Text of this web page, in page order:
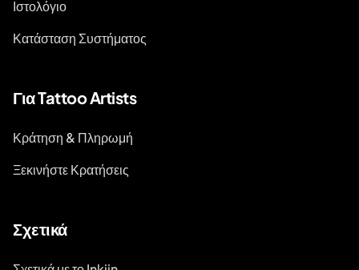
Ιστολόγιο
Κατάσταση Συστήματος
Για Tattoo Artists
Κράτηση & Πληρωμή
Ξεκινήστε Κρατήσεις
Σχετικά